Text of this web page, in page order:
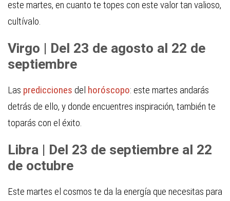
este martes, en cuanto te topes con este valor tan valioso,
cultívalo.
Virgo | Del 23 de agosto al 22 de
septiembre
Las predicciones del horóscopo: este martes andarás
detrás de ello, y donde encuentres inspiración, también te
toparás con el éxito.
Libra | Del 23 de septiembre al 22
de octubre
Este martes el cosmos te da la energía que necesitas para